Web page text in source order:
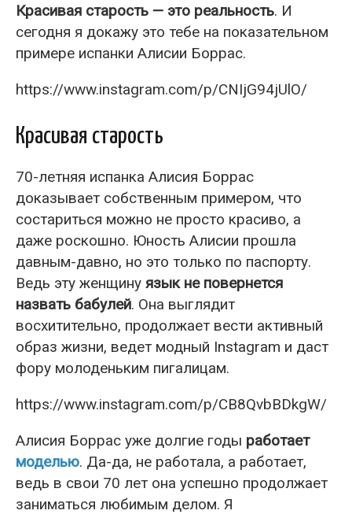
Красивая старость — это реальность. И
сегодня я докажу это тебе на показательном
примере испанки Алисии Боррас.
https://www.instagram.com/p/CNIjG94jUlO/
Красивая старость
70-летняя испанка Алисия Боррас
доказывает собственным примером, что
состариться можно не просто красиво, а
даже роскошно. Юность Алисии прошла
давным-давно, но это только по паспорту.
Ведь эту женщину язык не повернется
назвать бабулей. Она выглядит
восхитительно, продолжает вести активный
образ жизни, ведет модный Instagram и даст
фору молоденьким пигалицам.
https://www.instagram.com/p/CB8QvbBDkgW/
Алисия Боррас уже долгие годы работает
моделью. Да-да, не работала, а работает,
ведь в свои 70 лет она успешно продолжает
заниматься любимым делом. Я